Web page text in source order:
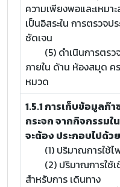
ความเพียงพอและเหมา
เป็นอิสระใน การตรวจป
ชัดเจน
(5) ดำเนินการตรวจ
ภายใน ด้าน ห้องสมุด ค
หมวด
1.5.1 การเก็บข้อมูลก๊า
กระจก จากกิจกรรมใ
จะต้อง ประกอบไปด้วย
(1) ปริมาณการใช้ไ
(2) ปริมาณการใช้เ
สำหรับการ เดินทาง